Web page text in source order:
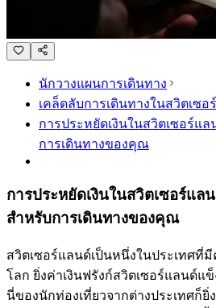
นักวางแผนการเดินทาง
เคล็ดลับการเดินทางในสวิตเซอ
การประหยัดเงินในสวิตเซอร์แล
การเดินทางของคุณ
การประหยัดเงินในสวิตเซอร์แล
สำหรับการเดินทางของคุณ
สวิตเซอร์แลนด์เป็นหนึ่งในประเทศที่
โลก ยิ่งค่าเงินฟรังก์สวิตเซอร์แลนด์แ
นี่ของนักท่องเที่ยวจากต่างประเทศก็